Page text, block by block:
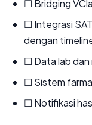
☐ Bridging
☐ Integrasi
dengan
☐ Data lab dan
☐ Sistem
☐ Notifikasi